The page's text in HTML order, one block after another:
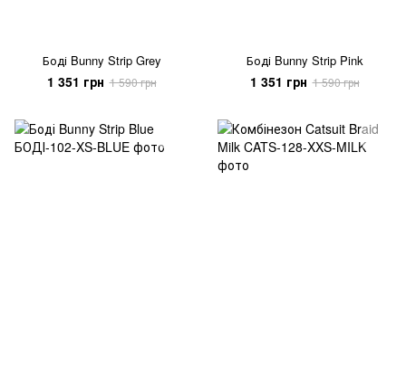
Боді Bunny Strip Grey
1 351 грн 1 590 грн
Боді Bunny Strip Pink
1 351 грн 1 590 грн